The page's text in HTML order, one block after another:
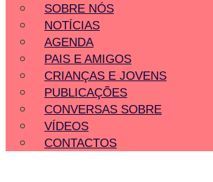
SOBRE NÓS
NOTÍCIAS
AGENDA
PAIS E AMIGOS
CRIANÇAS E JOVENS
PUBLICAÇÕES
CONVERSAS SOBRE
VÍDEOS
CONTACTOS